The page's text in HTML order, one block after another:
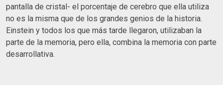
pantalla de cristal- el porcentaje de cerebro que ella utiliza
no es la misma que de los grandes genios de la historia.
Einstein y todos los que más tarde llegaron, utilizaban la
parte de la memoria, pero ella, combina la memoria con parte
desarrollativa.